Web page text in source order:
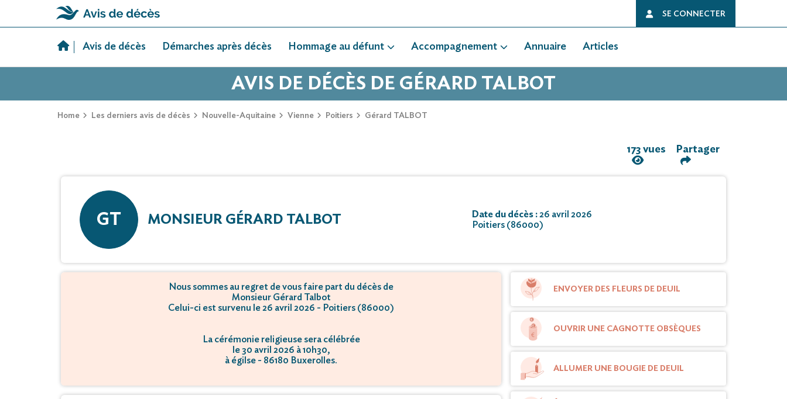
SE CONNECTER
Avis de décès Démarches après décès Hommage au défunt Accompagnement Annuaire Articles
AVIS DE DÉCÈS DE GÉRARD TALBOT
Home Les derniers avis de décès Nouvelle-Aquitaine Vienne Poitiers Gérard TALBOT
173 vues Partager
GT MONSIEUR GÉRARD TALBOT Date du décès :26 avril 2026
Poitiers (86000)
Nous sommes au regret de vous faire part du décès de
Monsieur Gérard Talbot
Celui-ci est survenu le 26 avril 2026 - Poitiers (86000)
La cérémonie religieuse sera célébrée
le 30 avril 2026 à 10h30,
à égilse - 86180 Buxerolles.
le 30 avril 2026 à 11h30,
ENVOYER DES FLEURS DE DEUIL
OUVRIR UNE CAGNOTTE OBSÈQUES
ALLUMER UNE BOUGIE DE DEUIL